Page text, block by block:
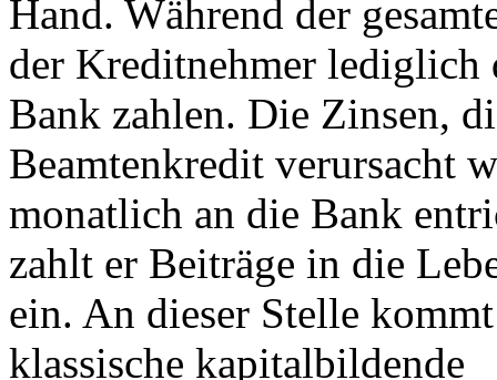
Hand. Während der
der Kreditnehmer lediglich
Bank zahlen. Die Zinsen,
Beamtenkredit verursacht
monatlich an die Bank
zahlt er Beiträge in die
ein. An dieser Stelle
klassische kapitalbildende